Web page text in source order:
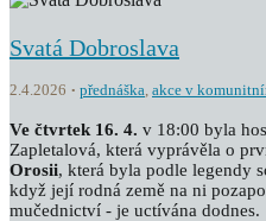
Svatá Dobroslava
2.4.2026 přednáška, akce v
Ve čtvrtek 16. 4. v 18:00 byla
Zapletalová, která vyprávěla o
Orosii, která byla podle legendy
když její rodná země na ni
mučednictví - je uctívána dodnes.